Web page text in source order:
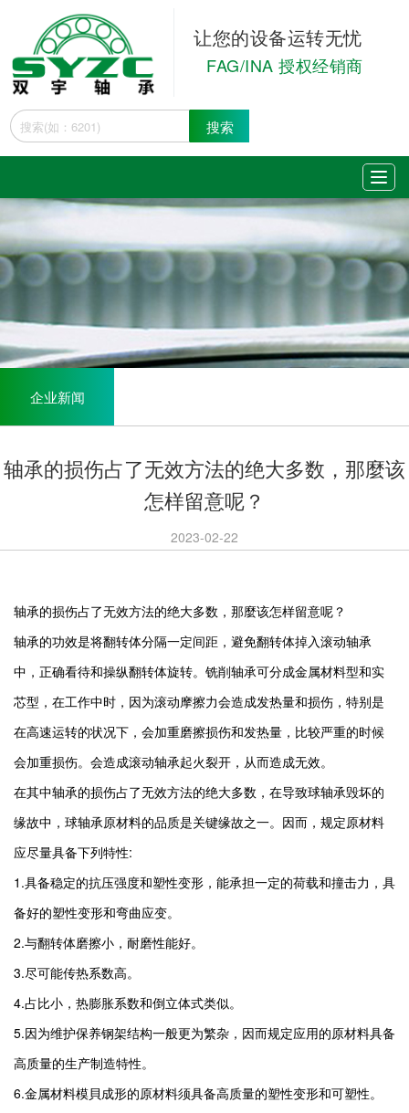
让您的设备运转无忧
FAG/INA 授权经销商
搜索
企业新闻
轴承的损伤占了无效方法的绝大多数，那麼该
怎样留意呢？
2023-02-22
轴承的损伤占了无效方法的绝大多数，那麼该怎样留意呢？
轴承的功效是将翻转体分隔一定间距，避免翻转体掉入滚动轴承
中，正确看待和操纵翻转体旋转。铣削轴承可分成金属材料型和实
芯型，在工作中时，因为滚动摩擦力会造成发热量和损伤，特别是
在高速运转的状况下，会加重磨擦损伤和发热量，比较严重的时候
会加重损伤。会造成滚动轴承起火裂开，从而造成无效。
在其中轴承的损伤占了无效方法的绝大多数，在导致球轴承毁坏的
缘故中，球轴承原材料的品质是关键缘故之一。因而，规定原材料
应尽量具备下列特性:
1.具备稳定的抗压强度和塑性变形，能承担一定的荷载和撞击力，具
备好的塑性变形和弯曲应变。
2.与翻转体磨擦小，耐磨性能好。
3.尽可能传热系数高。
4.占比小，热膨胀系数和倒立体式类似。
5.因为维护保养钢架结构一般更为繁杂，因而规定应用的原材料具备
高质量的生产制造特性。
6.金属材料模貝成形的原材料须具备高质量的塑性变形和可塑性。